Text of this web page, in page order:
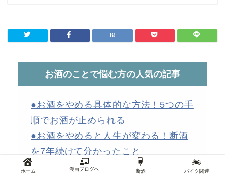
お酒のことで悩む方の人気の記事
●お酒をやめる具体的な方法！5つの手
順でお酒が止められる
●お酒をやめると人生が変わる！断酒
を7年続けて分かったこと
●禁酒や断酒の苦しさのピークはいつ
ホーム 漫画ブログへ 断酒 バイク関連